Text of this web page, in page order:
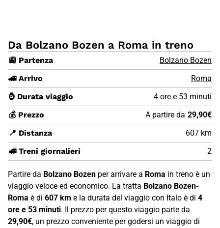
Da Bolzano Bozen a Roma in treno
🚉 Partenza
Bolzano Bozen
🚄 Arrivo
Roma
⌚ Durata viaggio
4 ore e 53 minuti
💰 Prezzo
A partire da 29,90€
📍 Distanza
607 km
🚅 Treni giornalieri
2
Partire da Bolzano Bozen per arrivare a Roma in treno è un
viaggio veloce ed economico. La tratta Bolzano Bozen-
Roma è di 607 km e la durata del viaggio con Italo è di 4
ore e 53 minuti. Il prezzo per questo viaggio parte da
29,90€, un prezzo conveniente per godersi un viaggio di